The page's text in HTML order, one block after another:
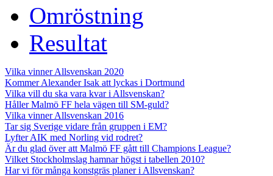
Omröstning
Resultat
Vilka vinner Allsvenskan 2020
Kommer Alexander Isak att lyckas i Dortmund
Vilka vill du ska vara kvar i Allsvenskan?
Håller Malmö FF hela vägen till SM-guld?
Vilka vinner Allsvenskan 2016
Tar sig Sverige vidare från gruppen i EM?
Lyfter AIK med Norling vid rodret?
Är du glad över att Malmö FF gått till Champions League?
Vilket Stockholmslag hamnar högst i tabellen 2010?
Har vi för många konstgräs planer i Allsvenskan?